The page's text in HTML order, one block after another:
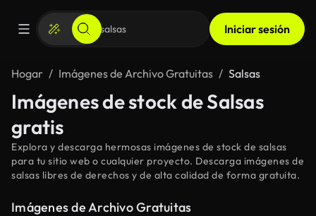
Iniciar sesión
Hogar Imágenes de Archivo Gratuitas Salsas
Imágenes de stock de Salsas
gratis
Explora y descarga hermosas imágenes de stock de salsas
para tu sitio web o cualquier proyecto. Descarga imágenes de
salsas libres de derechos y de alta calidad de forma gratuita.
Imágenes de Archivo Gratuitas